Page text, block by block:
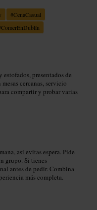
#CenaCasual
ComerEnDublín
presentados de
cercanas, servicio
compartir y probar varias
así evitas espera. Pide
grupo. Si tienes
antes de pedir. Combina
más completa.